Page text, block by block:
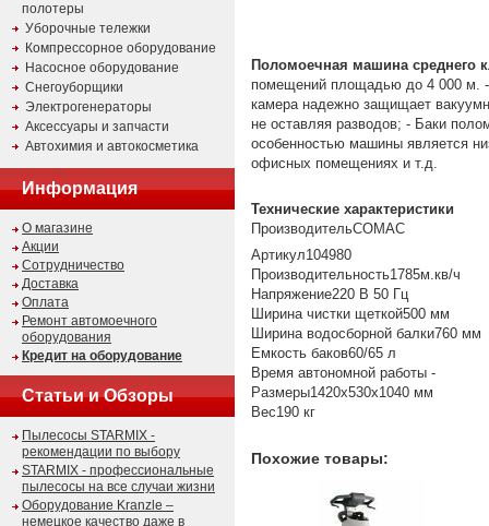
полотеры
Уборочные тележки
Компрессорное оборудование
Насосное оборудование
Снегоуборщики
Электрогенераторы
Аксессуары и запчасти
Автохимия и автокосметика
Информация
О магазине
Акции
Сотрудничество
Доставка
Оплата
Ремонт автомоечного
оборудования
Кредит на оборудование
Статьи и Обзоры
Пылесосы STARMIX -
рекомендации по выбору
STARMIX - профессиональные
пылесосы на все случаи жизни
Оборудование Kranzle –
немецкое качество даже в
Поломоечная машина среднего
помещений площадью до 4 000 м. -
камера надежно защищает
не оставляя разводов; - Баки
особенностью машины является
офисных помещениях и т.д.
Технические характеристики
ПроизводительCOMAC
Артикул104980
Производительность1785м.кв/ч
Напряжение220 В 50 Гц
Ширина чистки щеткой500 мм
Ширина водосборной балки760 мм
Емкость баков60/65 л
Время автономной работы -
Размеры1420х530х1040 мм
Вес190 кг
Похожие товары: